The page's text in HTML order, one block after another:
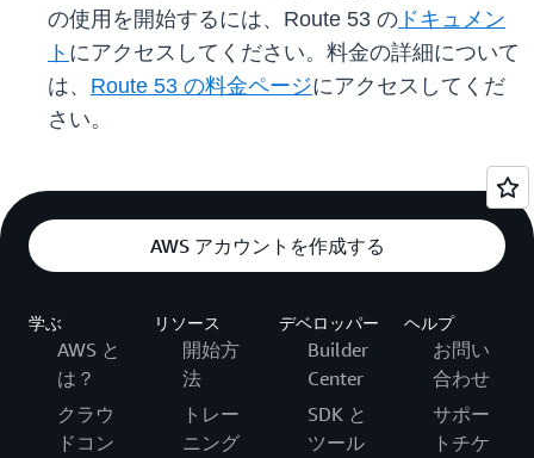
の使用を開始するには、Route 53 の ドキュメン
ト にアクセスしてください。料金の詳細について
は、 Route 53 の料金ページにアクセスしてくだ
さい。
AWS アカウントを作成する
学ぶ
AWS と
は？
クラウ
ドコン
リソース
開始方
法
トレー
ニング
デベロッパー
Builder
Center
SDK と
ツール
ヘルプ
お問い
合わせ
サポー
トチケ